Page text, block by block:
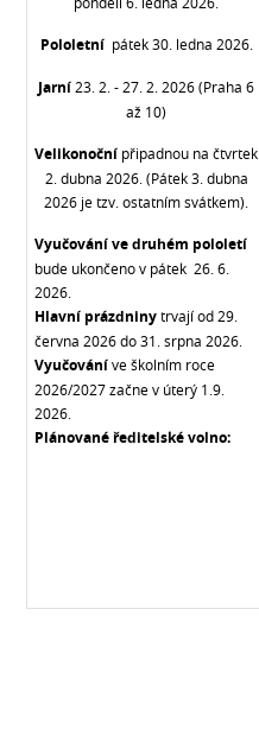
Pololetní pátek 30. ledna 2026.
Jarní 23. 2. - 27. 2. 2026 (Praha 6
až 10)
Velikonoční připadnou na čtvrtek
2. dubna 2026. (Pátek 3. dubna
2026 je tzv. ostatním svátkem).
Vyučování ve druhém pololetí
bude ukončeno v pátek 26. 6.
2026.
Hlavní prázdninytrvají od 29.
června 2026 do 31. srpna 2026.
Vyučováníve školním roce
2026/2027 začne v úterý 1.9.
2026.
Plánované ředitelské volno: